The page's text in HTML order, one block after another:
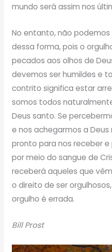
mundo será assim nos
No entanto, não podemos
dessa forma, pois o
pecados aos olhos de
devemos ser humildes e
contrito significa estar
somos todos
Deus santo. Se
e nos achegarmos a
pronto para nos receber
por meio do sangue de
receberá aqueles que
o direito de ser
orgulho é errada.
Bill Prost